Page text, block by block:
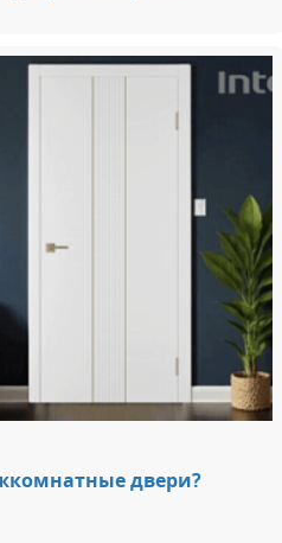
двери?